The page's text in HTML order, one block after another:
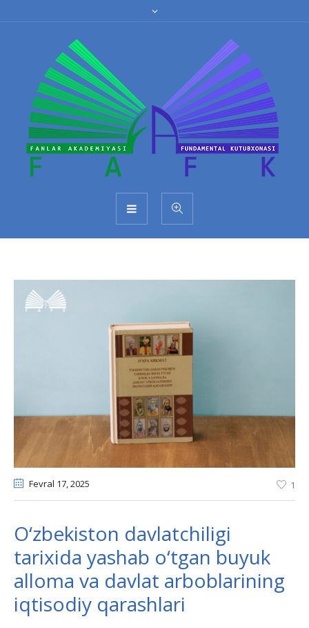
Fevral 17, 2025 1
O‘zbekiston davlatchiligi
tarixida yashab o‘tgan buyuk
alloma va davlat arboblarining
iqtisodiy qarashlari